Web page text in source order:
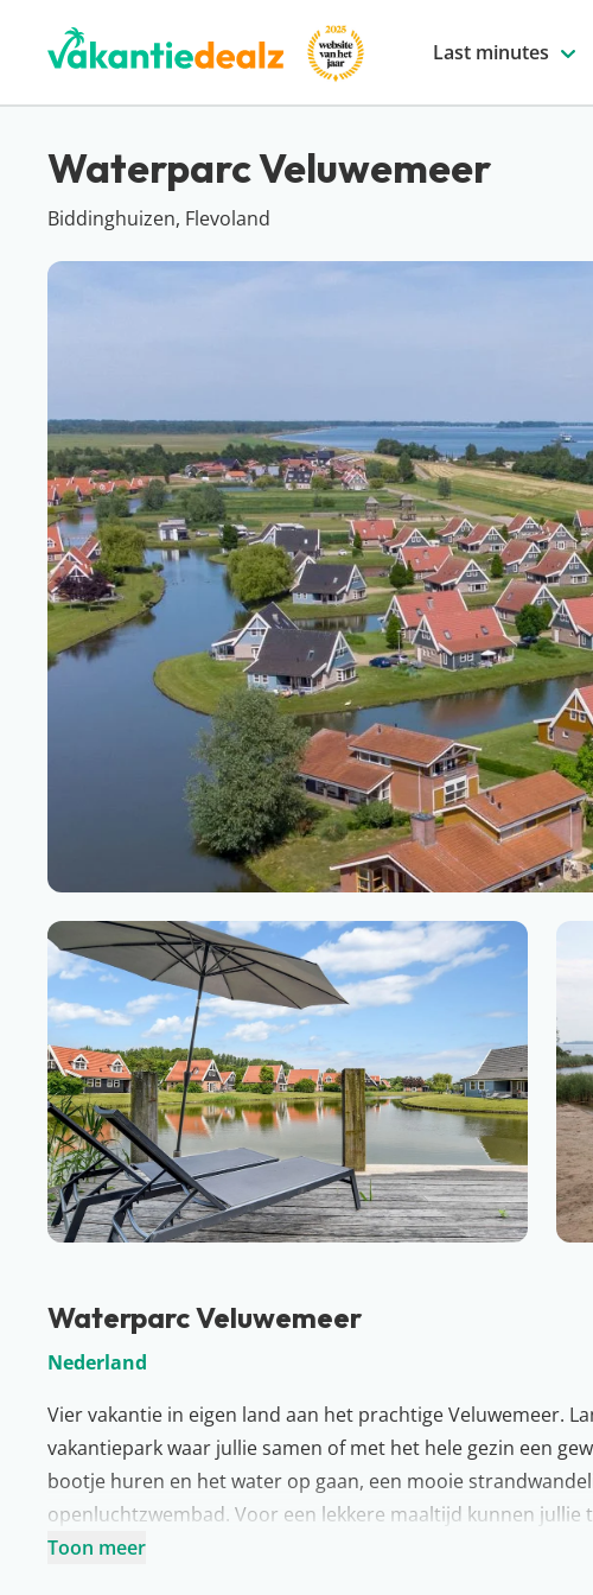
Last minutes
Waterparc Veluwemeer
Biddinghuizen, Flevoland
Waterparc Veluwemeer
Nederland
Vier vakantie in eigen land aan het prachtige Veluwemeer.
vakantiepark waar jullie samen of met het hele gezin een
bootje huren en het water op gaan, een mooie
openluchtzwembad. Voor een lekkere maaltijd kunnen
Veel plezier!
Toon meer